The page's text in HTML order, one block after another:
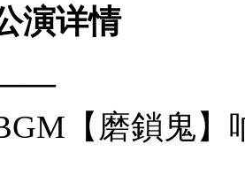
：推文
1日，
演物贩的相关
演详情
【 磨鎖鬼】